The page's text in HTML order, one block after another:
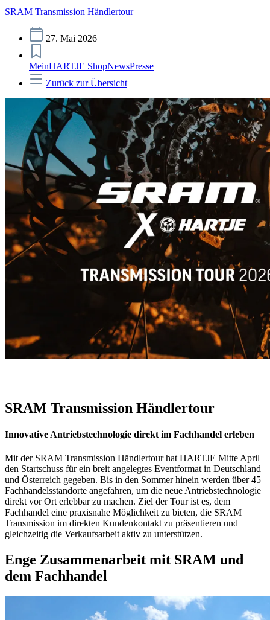
SRAM Transmission Händlertour
27. Mai 2026
MeinHARTJE ShopNewsPresse
Zurück zur Übersicht
SRAM Transmission Händlertour
Innovative Antriebstechnologie direkt im Fachhandel erleben
Mit der SRAM Transmission Händlertour hat HARTJE Mitte April
den Startschuss für ein breit angelegtes Eventformat in Deutschland
und Österreich gegeben. Bis in den Sommer hinein werden über 45
Fachhandelsstandorte angefahren, um die neue Antriebstechnologie
direkt vor Ort erlebbar zu machen. Ziel der Tour ist es, dem
Fachhandel eine praxisnahe Möglichkeit zu bieten, die SRAM
Transmission im direkten Kundenkontakt zu präsentieren und
gleichzeitig die Verkaufsarbeit aktiv zu unterstützen.
Enge Zusammenarbeit mit SRAM und
dem Fachhandel